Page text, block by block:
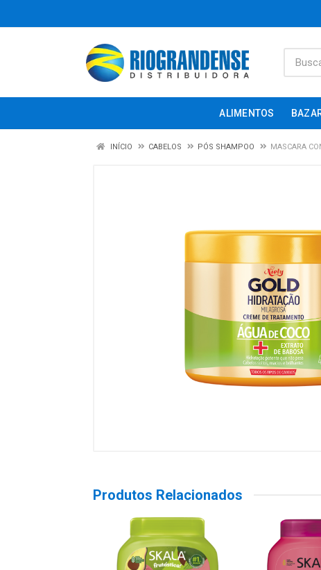
ALIMENTOS
INÍCIO CABELOS PÓS SHAMPOO MASCARA
Produtos Relacionados